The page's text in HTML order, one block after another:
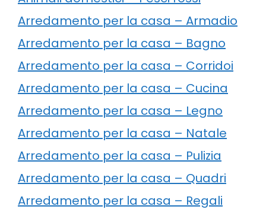
Arredamento per la casa – Armadio
Arredamento per la casa – Bagno
Arredamento per la casa – Corridoi
Arredamento per la casa – Cucina
Arredamento per la casa – Legno
Arredamento per la casa – Natale
Arredamento per la casa – Pulizia
Arredamento per la casa – Quadri
Arredamento per la casa – Regali